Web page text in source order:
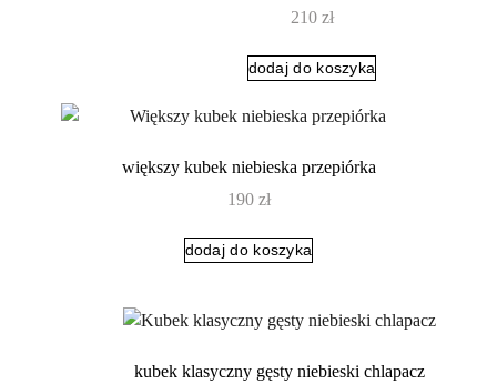
210 zł
dodaj do koszyka
większy kubek niebieska przepiórka
190 zł
dodaj do koszyka
kubek klasyczny gęsty niebieski chlapacz